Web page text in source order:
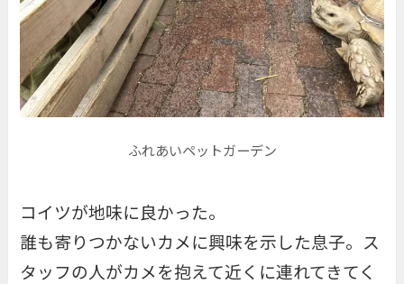
ふれあいペットガーデン
コイツが地味に良かった。
誰も寄りつかないカメに興味を示した息子。ス
タッフの人がカメを抱えて近くに連れてきてく